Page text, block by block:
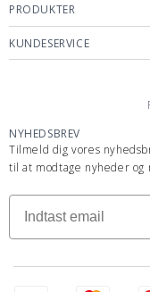
PRODUKTER
KUNDESERVICE
NYHEDSBREV
Tilmeld dig vores
til at modtage nyheder og